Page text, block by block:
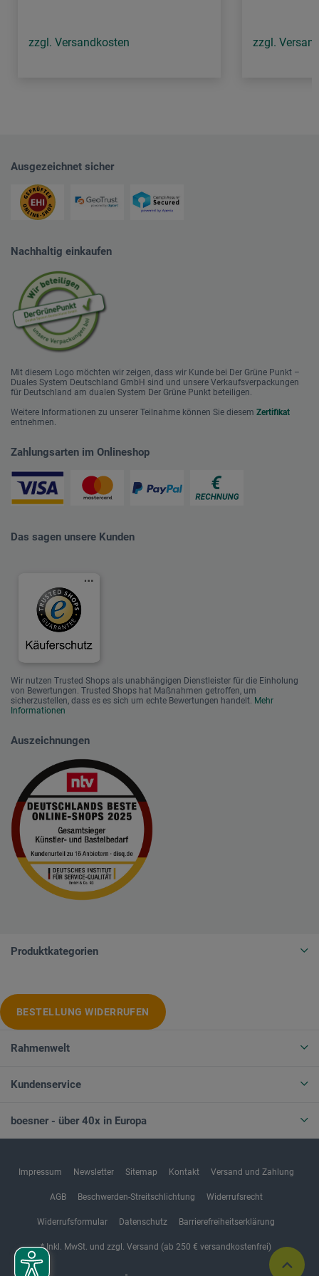
zzgl. Versandkosten zzgl.
Ausgezeichnet sicher
Nachhaltig einkaufen
Mit diesem Logo möchten wir zeigen, dass wir Kunde bei Der Grüne Punkt –
Duales System Deutschland GmbH sind und unsere Verkaufsverpackungen
für Deutschland am dualen System Der Grüne Punkt beteiligen.
Weitere Informationen zu unserer Teilnahme können Sie diesem Zertifikat
entnehmen.
Zahlungsarten im Onlineshop
Das sagen unsere Kunden
Wir nutzen Trusted Shops als unabhängigen Dienstleister für die Einholung
von Bewertungen. Trusted Shops hat Maßnahmen getroffen, um
sicherzustellen, dass es es sich um echte Bewertungen handelt. Mehr
Informationen
Auszeichnungen
Produktkategorien
BESTELLUNG WIDERRUFEN
Rahmenwelt
Kundenservice
boesner - über 40x in Europa
Impressum Newsletter Sitemap Kontakt Versand und Zahlung
AGB Beschwerden-Streitschlichtung Widerrufsrecht
Widerrufsformular Datenschutz Barrierefreiheitserklärung
* Inkl. MwSt. und zzgl. Versand (ab 250 € versandkostenfrei)